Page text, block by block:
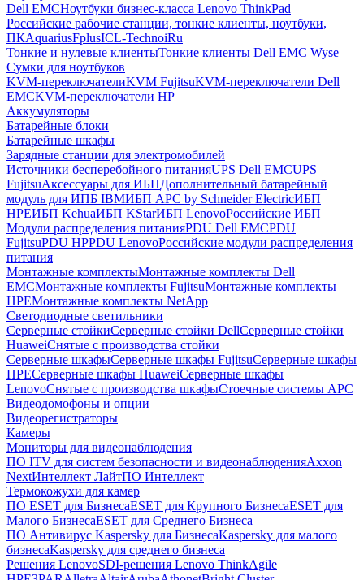
Dell EMCНоутбуки бизнес-класса Lenovo ThinkPad
Российские рабочие станции, тонкие клиенты, ноутбуки,
ПКAquariusFplusICL-TechnoiRu
Тонкие и нулевые клиентыТонкие клиенты Dell EMC Wyse
Сумки для ноутбуков
KVM-переключателиKVM FujitsuKVM-переключатели Dell
EMCKVM-переключатели HP
Аккумуляторы
Батарейные блоки
Батарейные шкафы
Зарядные станции для электромобилей
Источники бесперебойного питанияUPS Dell EMCUPS
FujitsuАксессуары для ИБПДополнительный батарейный
модуль для ИПБ IBMИБП APC by Schneider ElectricИБП
HPEИБП KehuaИБП KStarИБП LenovoРоссийские ИБП
Модули распределения питанияPDU Dell EMCPDU
FujitsuPDU HPPDU LenovoРоссийские модули распределения
питания
Монтажные комплектыМонтажные комплекты Dell
EMCМонтажные комплекты FujitsuМонтажные комплекты
HPEМонтажные комплекты NetApp
Светодиодные светильники
Серверные стойкиСерверные стойки DellСерверные стойки
HuaweiСнятые с производства стойки
Серверные шкафыСерверные шкафы FujitsuСерверные шкафы
HPEСерверные шкафы HuaweiСерверные шкафы
LenovoСнятые с производства шкафыСтоечные системы APC
Видеодомофоны и опции
Видеорегистраторы
Камеры
Мониторы для видеонаблюдения
ПО ITV для систем безопасности и видеонаблюденияAxxon
NextИнтеллект ЛайтПО Интеллект
Термокожухи для камер
ПО ESET для БизнесаESET для Крупного БизнесаESET для
Малого БизнесаESET для Среднего Бизнеса
ПО Антивирус Kaspersky для БизнесаKaspersky для малого
бизнесаKaspersky для среднего бизнеса
Решения LenovoSDI-решения Lenovo ThinkAgile